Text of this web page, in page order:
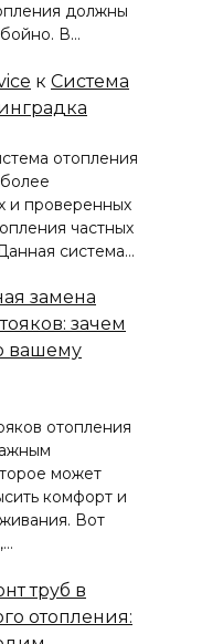
должны
В…
к Система
отопления
и проверенных
частных
система…
замена
зачем
вашему
отопления
может
комфорт и
Вот
труб в
отопления: